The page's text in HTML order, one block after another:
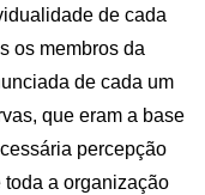
de cada
os membros da
de cada um
que eram a base
percepção
a organização